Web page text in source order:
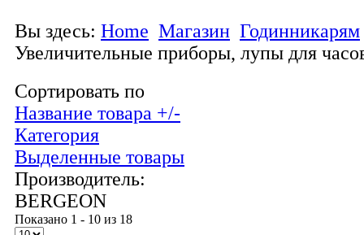
Вы здесь: Home Магазин Годинникарям
Увеличительные приборы, лупы для
Сортировать по
Название товара +/-
Категория
Выделенные товары
Производитель:
BERGEON
Показано 1 - 10 из 18